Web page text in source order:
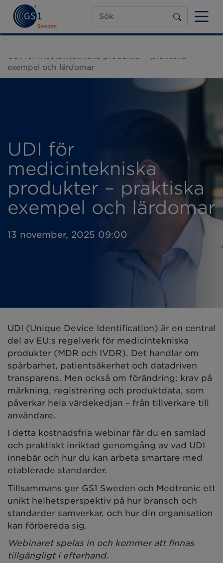
UDI för medicintekniska produkter – praktiska
exempel och lärdomar
UDI för
medicintekniska
produkter – praktiska
exempel och lärdomar
13 november, 2025 09:00
UDI (Unique Device Identification) är en central
del av EU:s regelverk för medicintekniska
produkter (MDR och IVDR). Det handlar om
spårbarhet, patientsäkerhet och datadriven
transparens. Men också om förändring: krav på
märkning, registrering och produktdata, som
påverkar hela värdekedjan – från tillverkare till
användare.
I detta kostnadsfria webinar får du en samlad
och praktiskt inriktad genomgång av vad UDI
innebär och hur du kan arbeta smartare med
etablerade standarder.
Tillsammans ger GS1 Sweden och Medtronic ett
unikt helhetsperspektiv på hur bransch och
standarder samverkar, och hur din organisation
kan förbereda sig.
Webinaret spelas in och kommer att finnas
tillgängligt i efterhand.